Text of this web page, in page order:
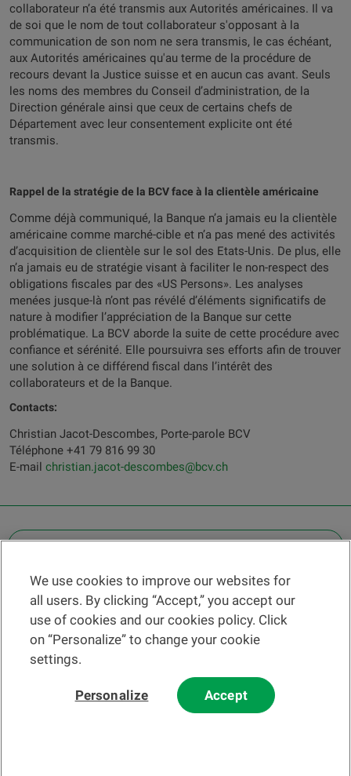
collaborateur n’a été transmis aux Autorités américaines. Il va
de soi que le nom de tout collaborateur s'opposant à la
communication de son nom ne sera transmis, le cas échéant,
aux Autorités américaines qu'au terme de la procédure de
recours devant la Justice suisse et en aucun cas avant. Seuls
les noms des membres du Conseil d’administration, de la
Direction générale ainsi que ceux de certains chefs de
Département avec leur consentement explicite ont été
transmis.
Rappel de la stratégie de la BCV face à la clientèle américaine
Comme déjà communiqué, la Banque n’a jamais eu la clientèle
américaine comme marché-cible et n’a pas mené des activités
d’acquisition de clientèle sur le sol des Etats-Unis. De plus, elle
n’a jamais eu de stratégie visant à faciliter le non-respect des
obligations fiscales par des «US Persons». Les analyses
menées jusque-là n’ont pas révélé d’éléments significatifs de
nature à modifier l’appréciation de la Banque sur cette
problématique. La BCV aborde la suite de cette procédure avec
confiance et sérénité. Elle poursuivra ses efforts afin de trouver
une solution à ce différend fiscal dans l’intérêt des
collaborateurs et de la Banque.
Contacts:
Christian Jacot-Descombes, Porte-parole BCV
Téléphone +41 79 816 99 30
E-mail christian.jacot-descombes@bcv.ch
Find a branch
Help and contact
News
We use cookies to improve our websites for
all users. By clicking “Accept,” you accept our
use of cookies and our cookies policy. Click
on “Personalize” to change your cookie
settings.
Personalize Accept